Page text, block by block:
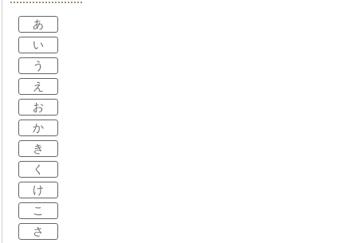
あ
い
う
え
お
か
き
く
け
こ
さ